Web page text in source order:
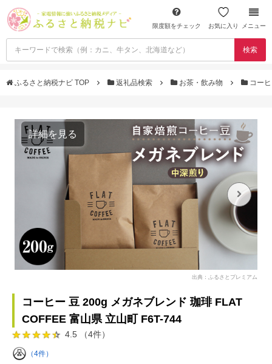
限度額をチェック お気に入り メニュー
検索
ふるさと納税ナビ TOP 返礼品検索 お茶・飲み物 コー
詳細を見る
出典：ふるさとプレミアム
コーヒー 豆 200g メガネブレンド 珈琲 FLAT
COFFEE 富山県 立山町 F6T-744
4.5 （4件）
（4件）